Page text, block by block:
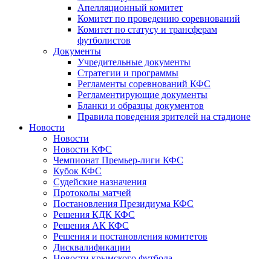
Апелляционный комитет
Комитет по проведению соревнований
Комитет по статусу и трансферам
футболистов
Документы
Учредительные документы
Стратегии и программы
Регламенты соревнований КФС
Регламентирующие документы
Бланки и образцы документов
Правила поведения зрителей на стадионе
Новости
Новости
Новости КФС
Чемпионат Премьер-лиги КФС
Кубок КФС
Судейские назначения
Протоколы матчей
Постановления Президиума КФС
Решения КДК КФС
Решения АК КФС
Решения и постановления комитетов
Дисквалификации